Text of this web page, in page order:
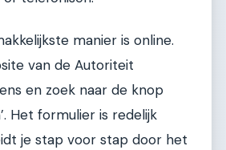
manier is online.
van de Autoriteit
en zoek naar de knop
Het formulier is redelijk
je stap voor stap door het